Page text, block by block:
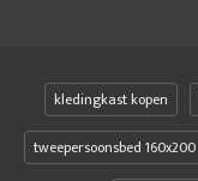
kledingkast kopen
tweepersoonsbed 160x200